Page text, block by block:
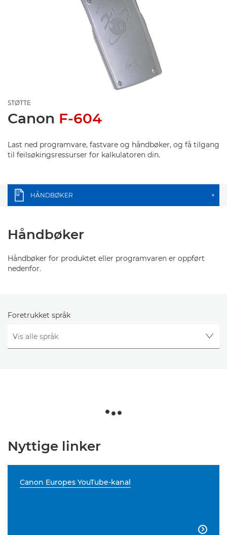
STØTTE
Canon F-604
Last ned programvare, fastvare og håndbøker, og få tilgang
til feilsøkingsressurser for kalkulatoren din.
HÅNDBØKER +
Håndbøker
Håndbøker for produktet eller programvaren er oppført
nedenfor.
Foretrukket språk
Nyttige linker
Canon Europes YouTube-kanal
